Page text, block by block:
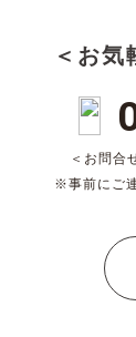
＜お気
＜お問合
※事前にご